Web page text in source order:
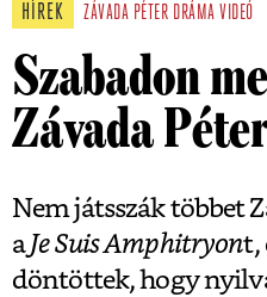
HÍREK ZÁVADA PÉTER DRÁMA VIDEÓ
Szabadon
Závada
Nem játsszák többet
aJe Suis Amphitryont,
döntöttek, hogy